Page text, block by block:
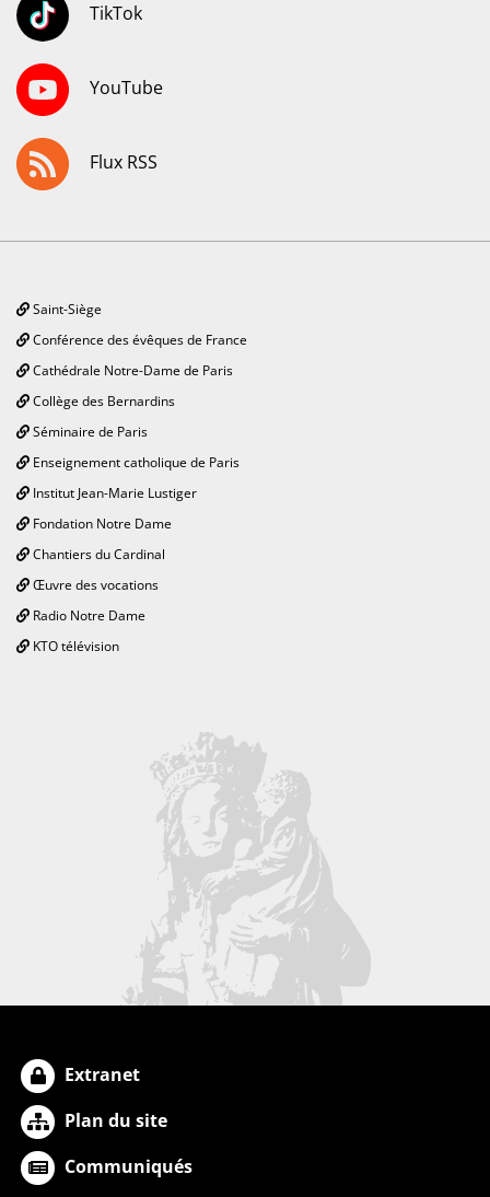
TikTok
YouTube
Flux RSS
Saint-Siège
Conférence des évêques de France
Cathédrale Notre-Dame de Paris
Collège des Bernardins
Séminaire de Paris
Enseignement catholique de Paris
Institut Jean-Marie Lustiger
Fondation Notre Dame
Chantiers du Cardinal
Œuvre des vocations
Radio Notre Dame
KTO télévision
Extranet
Plan du site
Communiqués